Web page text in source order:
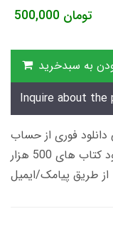
500,000 تومان
به سبدخرید
Inquire about
600 هزار تومانی دانلود فوری از حساب
کاربری می باشد، و زمان تحویل لینک دانلود کتاب های 500 هزار